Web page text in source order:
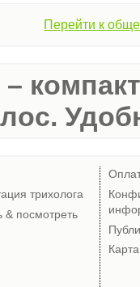
Перейти к
трихолога
& посмотреть